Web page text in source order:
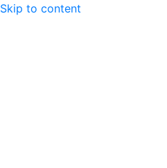
Skip to content